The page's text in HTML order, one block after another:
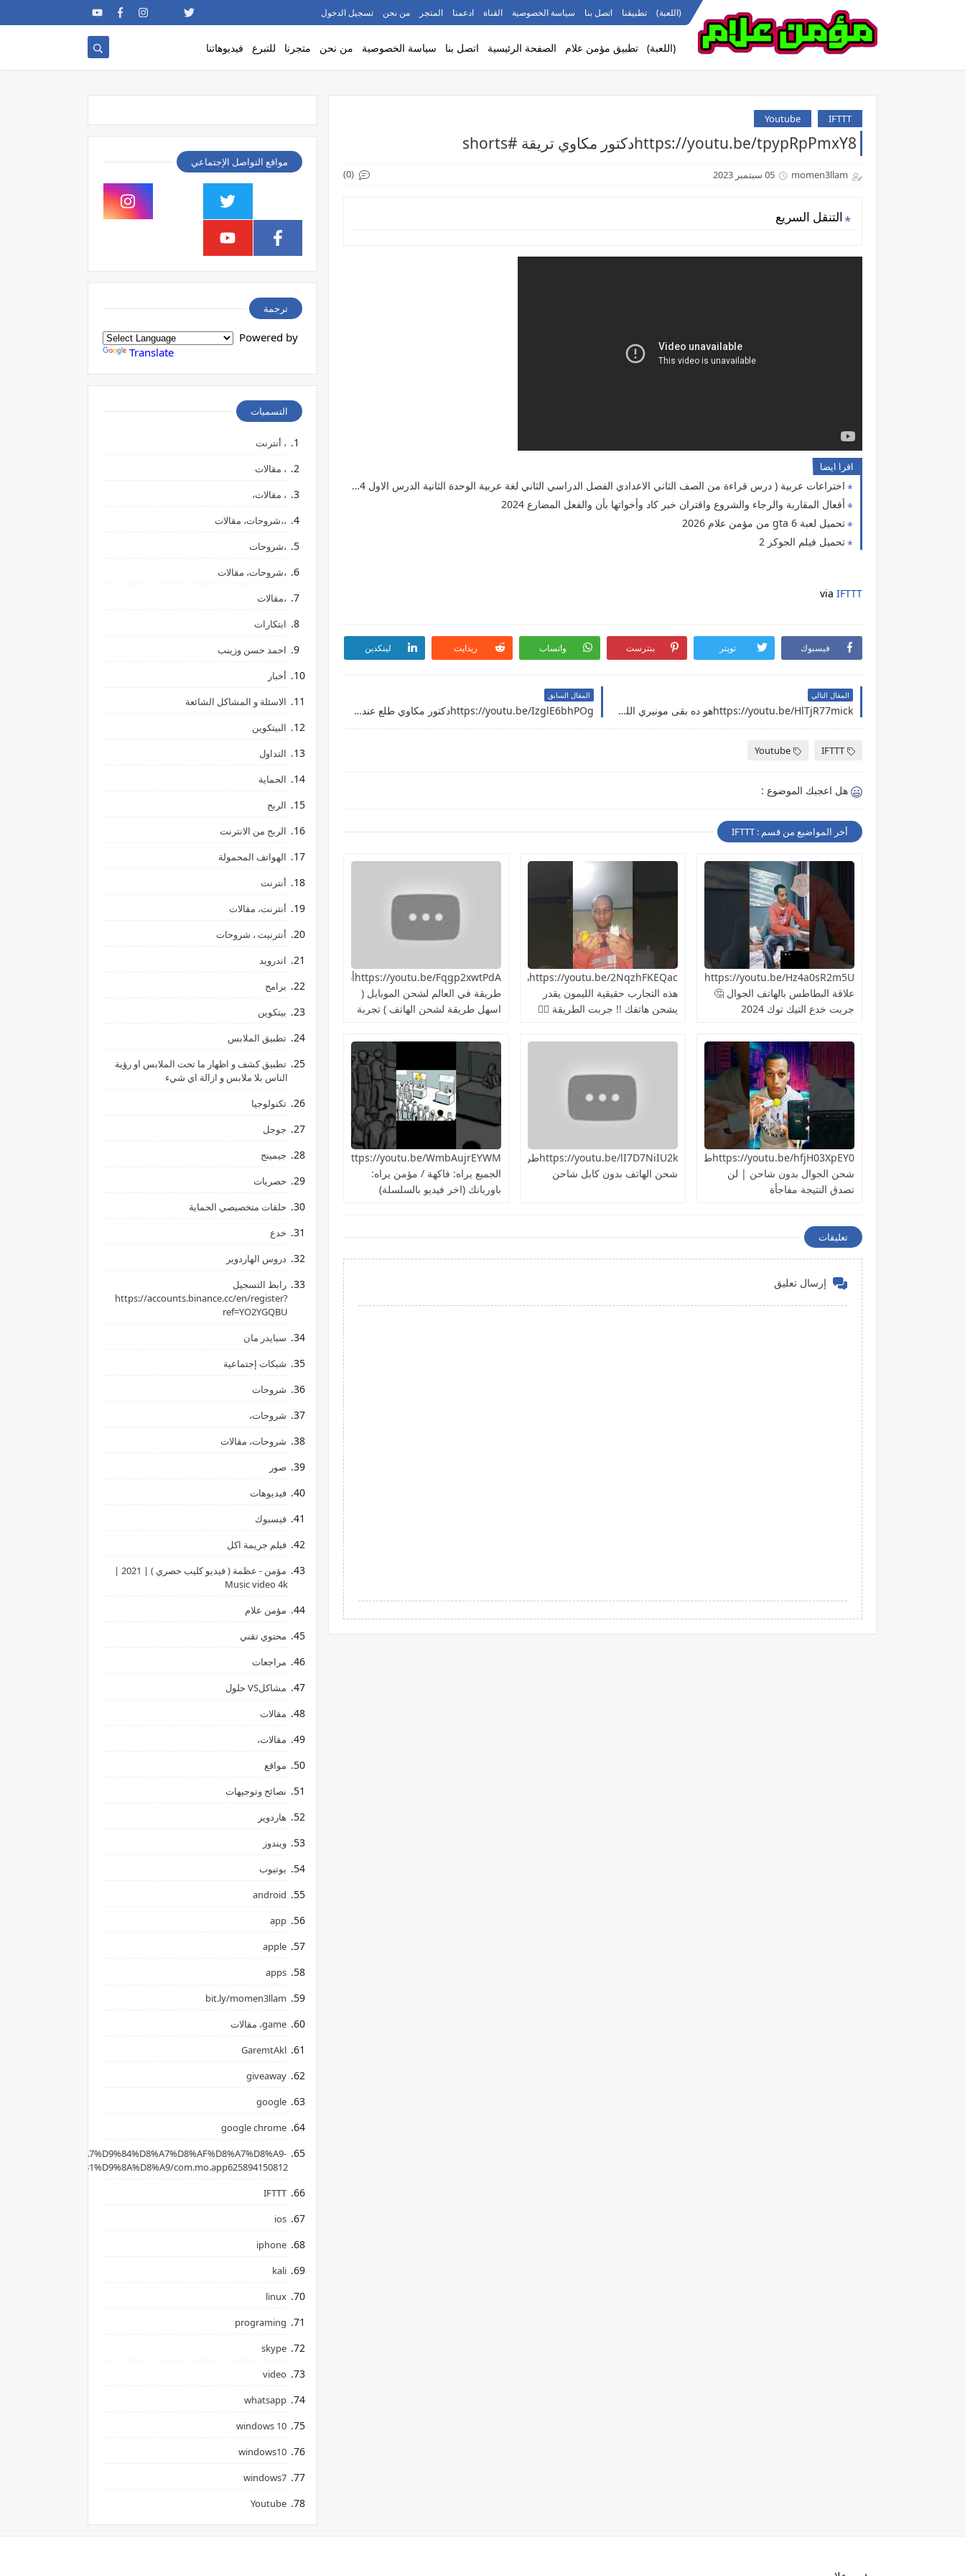
(اللعبة) تطبيقنا اتصل بنا سياسة الخصوصية القناة ادعمنا المتجر من نحن تسجيل الدخول
(اللعبة) تطبيق مؤمن علام الصفحة الرئيسية اتصل بنا سياسة الخصوصية من نحن متجرنا للتبرع فيديوهاتنا
IFTTT
Youtube
https://youtu.be/tpypRpPmxY8دكتور مكاوي تريقة #shorts
momen3llam 05 سبتمبر 2023 (0)
التنقل السريع
اقرا ايضا
اختراعات عربية ( درس قراءة من الصف الثاني الاعدادي الفصل الدراسي الثاني لغة عربية الوحدة الثانية الدرس الاول 2024 ) عباس بن فرناس - الحسن بن الهيثم - احمد بن ماجد - ابن سينا عالم الطب
أفعال المقاربة والرجاء والشروع واقتران خبر كاد وأخواتها بأن والفعل المضارع 2024
تحميل لعبة gta 6 من مؤمن علام 2026
تحميل فيلم الجوكر 2
via IFTTT
فيسبوك تويتر بنترست واتساب ريدايت لينكدين
المقال التالي
https://youtu.be/HlTjR77mickهو ده بقى مونيري اللي بتقولوا عليه ؟
المقال السابق
https://youtu.be/IzglE6bhPOgدكتور مكاوي طلع عنده حق ( ازاي تشقط بنات مع مكاوي ) فن تظبيط الكراش
IFTTT
Youtube
هل اعجبك الموضوع :
أخر المواضيع من قسم : IFTTT
علاقة البطاطس بالهاتف الجوال 🤔
جربت خدع التيك توك 2024
https://youtu.be/2NqzhFKEQacهل
هذه التجارب حقيقية الليمون يقدر
يشحن هاتفك !! جربت الطريقة 👍🏻
https://youtu.be/Fqgp2xwtPdAأغرب
طريقة في العالم لشحن الموبايل (
اسهل طريقة لشحن الهاتف ) تجربة
https://youtu.be/hfjH03XpEY0طريقة
شحن الجوال بدون شاحن | لن
تصدق النتيجة مفاجأة
https://youtu.be/lI7D7NiIU2kطريقة
شحن الهاتف بدون كابل شاحن
الجميع يراه: فاكهة / مؤمن يراه:
باوربانك (اخر فيديو بالسلسلة)
تعليقات
إرسال تعليق
مواقع التواصل الإجتماعي
ترجمة
Powered by
Translate
التسميات
، أنترنت
، مقالات
، مقالات،
،،شروحات، مقالات
،شروحات
،شروحات، مقالات
،مقالات
ابتكارات
احمد حسن وزينب
أخبار
الاسئلة و المشاكل الشائعة
البيتكوين
التداول
الحماية
الربح
الربح من الانترنت
الهواتف المحمولة
أنترنت
أنترنت، مقالات
أنترنيت ، شروحات
اندرويد
برامج
بيتكوين
تطبيق الملابس
تطبيق كشف و اظهار ما تحت الملابس او رؤية
الناس بلا ملابس و ازالة اي شيء
تكنولوجيا
جوجل
جيمينج
حصريات
حلقات متخصيصي الحماية
خدع
دروس الهاردوير
رابط ‏التسجيل
‏https://accounts.binance.cc/en/register?
ref=YO2YGQBU ‏
سبايدر مان
شبكات إجتماعية
شروحات
شروحات،
شروحات، مقالات
صور
فيديوهات
فيسبوك
فيلم جريمة اكل
مؤمن - عظمة ( فيديو كليب حصري ) | 2021 |
Music video 4k
مؤمن علام
محتوي تقني
مراجعات
مشاكلVS حلول
مقالات
مقالات،
مواقع
نصائح وتوجيهات
هاردوير
ويندوز
يوتيوب
android
app
apple
apps
bit.ly/momen3llam
game، مقالات
GaremtAkl
giveaway
google
google chrome
ar/%D8%A7%D9%84%D8%A7%D8%AF%D8%A7%D8%A9-
com.mo.app625894150812
IFTTT
ios
iphone
kali
linux
programing
skype
video
whatsapp
windows 10
windows10
windows7
Youtube